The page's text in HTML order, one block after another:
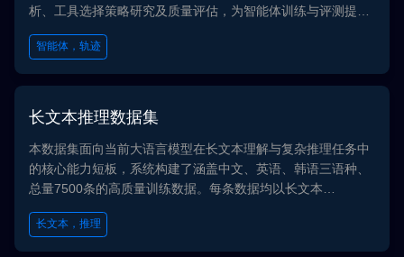
析、工具选择策略研究及质量评估，为智能体训练与评测提供
结构化基准。
智能体，轨迹
长文本推理数据集
本数据集面向当前大语言模型在长文本理解与复杂推理任务中
的核心能力短板，系统构建了涵盖中文、英语、韩语三语种、
总量7500条的高质量训练数据。每条数据均以长文本
（context）为基础，设计需要跨段落、跨文档信息融合与多跳
逻辑推理的问题，旨在为模型的长文本感知、信息检索、推理
链构建与证据溯源能力提供全面、严谨的评估基准。
长文本，推理